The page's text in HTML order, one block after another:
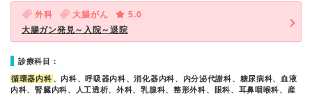
外科 大腸がん
5.0
大腸ガン発見～入院～退院
診療科目：
循環器内科 、内科、呼吸器内科、消化器内科、内分泌代謝科、糖尿病科、血液
内科、腎臓内科、人工透析、外科、乳腺科、整形外科、眼科、耳鼻咽喉科、産